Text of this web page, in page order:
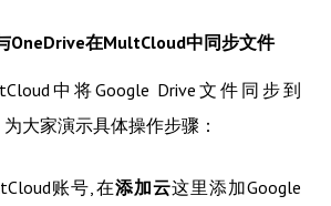
OneDrive在MultCloud中同步文件
中将Google Drive文件同步到
大家演示具体操作步骤：
账号,在添加云这里添加Google